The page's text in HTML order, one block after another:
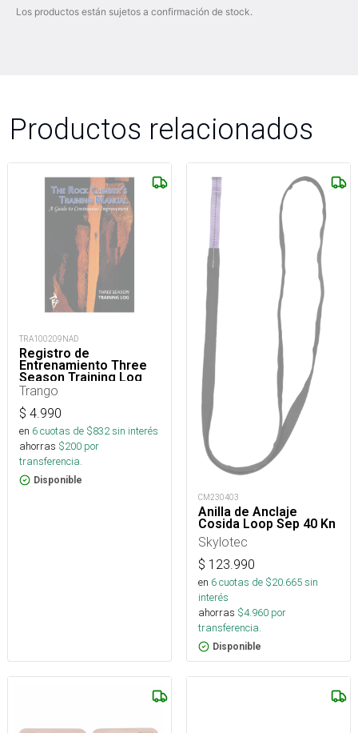
Los productos están sujetos a confirmación de stock.
Productos relacionados
TRA100209NAD
Registro de
Entrenamiento Three
Season Training Log
Trango
$ 4.990
en 6cuotas de $832sin interés
ahorras $200 por
transferencia.
Disponible
CM230403
Anilla de Anclaje
Cosida Loop Sep 40 Kn
Skylotec
$ 123.990
en 6cuotas de $20.665sin
interés
ahorras $4.960 por
transferencia.
Disponible